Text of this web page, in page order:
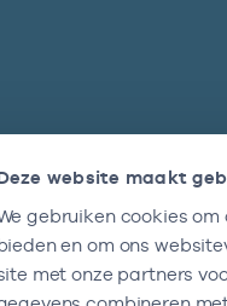
website maakt
gebruiken cookies
en om ons
met onze partners
tussen